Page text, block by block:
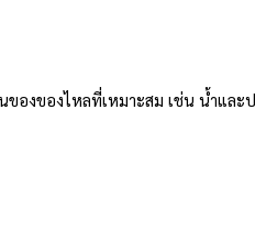
องของไหลที่เหมาะสม เช่น น้ำและป